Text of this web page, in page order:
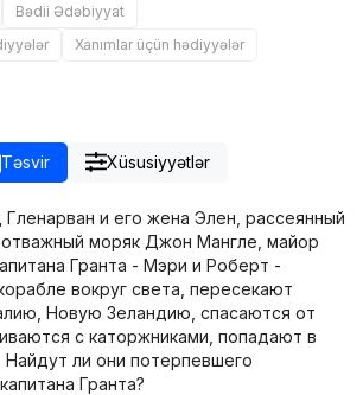
Bədii Ədəbiyyat
Xanımlar üçün hədiyyələr
Təsvir Xüsusiyyətlər
и его жена Элен, рассеянный
отважный моряк Джон Мангле, майор
Гранта - Мэри и Роберт -
вокруг света, пересекают
Новую Зеландию, спасаются от
с каторжниками, попадают в
ли они потерпевшего
Гранта?